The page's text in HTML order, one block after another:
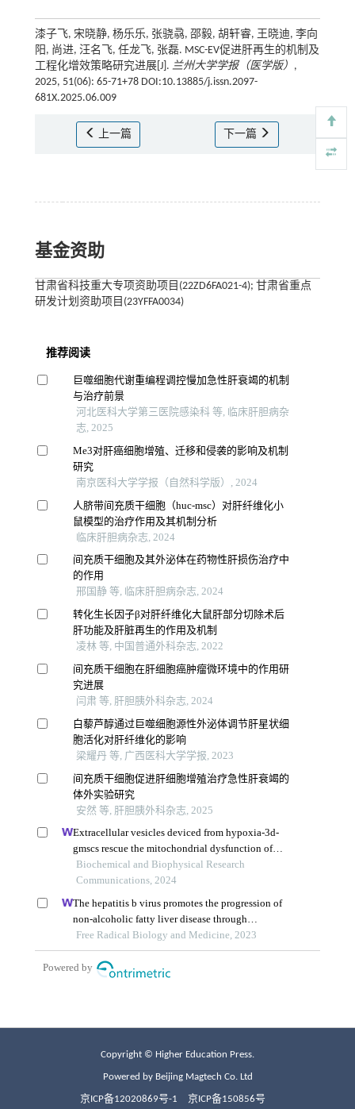
漆子飞, 宋晓静, 杨乐乐, 张骁骉, 邵毅, 胡轩睿, 王晓迪, 李向
阳, 尚进, 汪名飞, 任龙飞, 张磊. MSC-EV促进肝再生的机制及
工程化增效策略研究进展[J]. 兰州大学学报（医学版） ,
2025, 51(06): 65-71+78 DOI:10.13885/j.issn.2097-
681X.2025.06.009
上一篇 下一篇
基金资助
甘肃省科技重大专项资助项目(22ZD6FA021-4); 甘肃省重点
研发计划资助项目(23YFFA0034)
Copyright © Higher Education Press.
Powered by Beijing Magtech Co. Ltd
京ICP备12020869号-1 京ICP备150856号